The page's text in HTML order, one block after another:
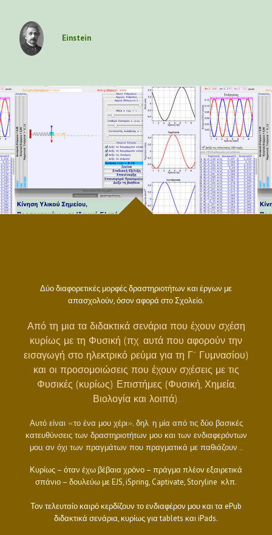
Einstein
Δύο διαφορετικές μορφές δραστηριοτήτων και έργων με
απασχολούν, όσον αφορά στο Σχολείο.
Από τη μια τα διδακτικά σενάρια που έχουν σχέση
κυρίως με τη Φυσική (πχ. αυτά που αφορούν την
εισαγωγή στο ηλεκτρικό ρεύμα για τη Γ” Γυμνασίου)
και οι προσομοιώσεις που έχουν σχέσεις με τις
Φυσικές (κυρίως) Επιστήμες (Φυσική, Χημεία,
Βιολογία και λοιπά).
Αυτό είναι «το ένα μου χέρι», δηλ. η μία από τις δύο βασικές
κατευθύνσεις των δραστηριοτήτων μου και των ενδιαφερόντων
μου, αν όχι των πραγμάτων που πραγματικά με παθιάζουν …
Κυρίως – όταν έχω βέβαια χρόνο – πράγμα πλέον εξαιρετικά
σπάνιο – δουλεύω με EJS, iSpring, Captivate, Storyline κλπ.
Τον τελευταίο καιρό κερδίζουν το ενδιαφέρον μου και τα ePub
διδακτικά σενάρια, κυρίως για tablets και iPads.